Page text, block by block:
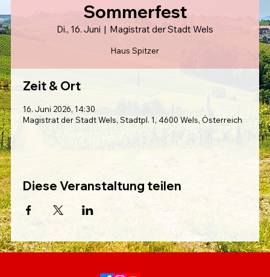
Sommerfest
Di., 16. Juni
  |
Magistrat der Stadt Wels
Haus Spitzer
Zeit & Ort
16. Juni 2026, 14:30
Magistrat der Stadt Wels, Stadtpl. 1, 4600 Wels, Österreich
Diese Veranstaltung teilen